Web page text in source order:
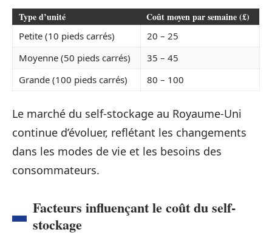
Type d’unité Coût moyen par semaine (£)
Petite (10 pieds carrés)
20 – 25
Moyenne (50 pieds carrés)
35 – 45
Grande (100 pieds carrés)
80 – 100
Le marché du self-stockage au Royaume-Uni
continue d’évoluer, reflétant les changements
dans les modes de vie et les besoins des
consommateurs.
Facteurs influençant le coût du self-
stockage